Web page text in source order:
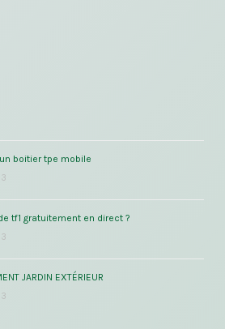
boitier tpe mobile
tf1 gratuitement en direct ?
JARDIN EXTÉRIEUR